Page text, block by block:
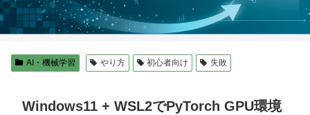
AI・機械学習 やり方 初心者向け 失敗
Windows11 + WSL2でPyTorch GPU環境